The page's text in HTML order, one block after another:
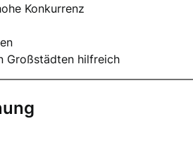
Konkurrenz
Großstädten hilfreich